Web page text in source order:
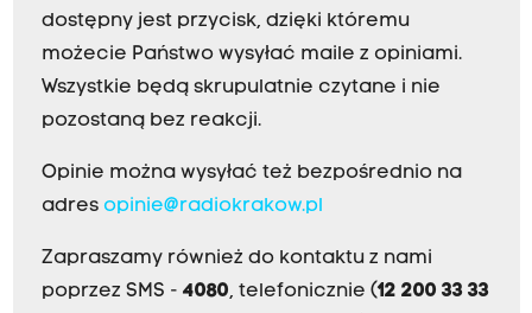
dostępny jest przycisk, dzięki któremu
możecie Państwo wysyłać maile z opiniami.
Wszystkie będą skrupulatnie czytane i nie
pozostaną bez reakcji.
Opinie można wysyłać też bezpośrednio na
adres opinie@radiokrakow.pl
Zapraszamy również do kontaktu z nami
poprzez SMS - 4080, telefonicznie (12 200 33 33